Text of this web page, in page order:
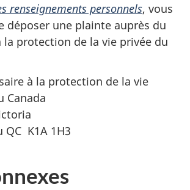
renseignements personnels, vous
déposer une plainte auprès du
la protection de la vie privée du
à la protection de la vie
Canada
QC K1A 1H3